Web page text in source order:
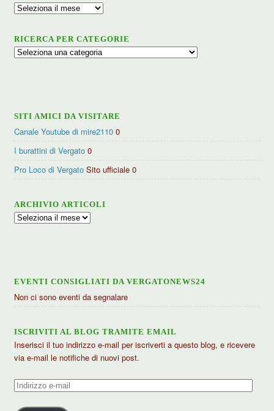
Archivio
RICERCA PER CATEGORIE
Ricerca
SITI AMICI DA VISITARE
Canale Youtube di mire2110 0
I burattini di Vergato 0
Pro Loco di Vergato Sito ufficiale 0
ARCHIVIO ARTICOLI
Archivio
EVENTI CONSIGLIATI DA VERGATONEWS24
Non ci sono eventi da segnalare
ISCRIVITI AL BLOG TRAMITE EMAIL
Inserisci il tuo indirizzo e-mail per iscriverti a questo blog, e ricevere
via e-mail le notifiche di nuovi post.
Indirizzo